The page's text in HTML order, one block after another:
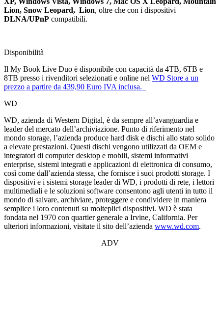
Lion, Snow Leopard, Lion, oltre che con i dispositivi
DLNA/UPnP compatibili.
Disponibilità
Il My Book Live Duo è disponibile con capacità da 4TB, 6TB e
8TB presso i rivenditori selezionati e online nel WD Store a un
prezzo a partire da 439,90 Euro IVA inclusa.
WD
WD, azienda di Western Digital, è da sempre all’avanguardia e
leader del mercato dell’archiviazione. Punto di riferimento nel
mondo storage, l’azienda produce hard disk e dischi allo stato solido
a elevate prestazioni. Questi dischi vengono utilizzati da OEM e
integratori di computer desktop e mobili, sistemi informativi
enterprise, sistemi integrati e applicazioni di elettronica di consumo,
così come dall’azienda stessa, che fornisce i suoi prodotti storage. I
dispositivi e i sistemi storage leader di WD, i prodotti di rete, i lettori
multimediali e le soluzioni software consentono agli utenti in tutto il
mondo di salvare, archiviare, proteggere e condividere in maniera
semplice i loro contenuti su molteplici dispositivi. WD è stata
fondata nel 1970 con quartier generale a Irvine, California. Per
ulteriori informazioni, visitate il sito dell’azienda www.wd.com.
ADV